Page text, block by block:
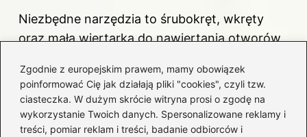
Zgodnie z europejskim prawem, mamy obowiązek
poinformować Cię jak działają pliki "cookies", czyli tzw.
ciasteczka. W dużym skrócie witryna prosi o zgodę na
wykorzystanie Twoich danych. Spersonalizowane reklamy i
treści, pomiar reklam i treści, badanie odbiorców i
Niezbędne narzędzia to śrubokręt, wkręty
oraz mała wiertarka do nawiertania otworów.
proces montażu będzie prostszy i bardziej
przyjemny.
Powiązane wpisy: